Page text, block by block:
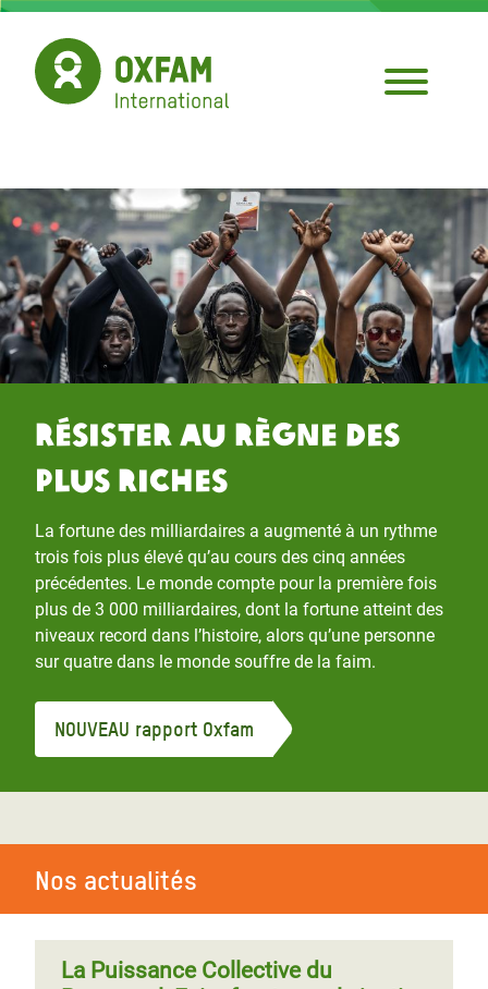
Aller
contenu
principal
Résister au Règne des
Plus Riches
La fortune des milliardaires a augmenté à un rythme
trois fois plus élevé qu’au cours des cinq années
précédentes. Le monde compte pour la première fois
plus de 3 000 milliardaires, dont la fortune atteint des
niveaux record dans l’histoire, alors qu’une personne
sur quatre dans le monde souffre de la faim.
NOUVEAU rapport Oxfam
Nos actualités
La Puissance Collective du